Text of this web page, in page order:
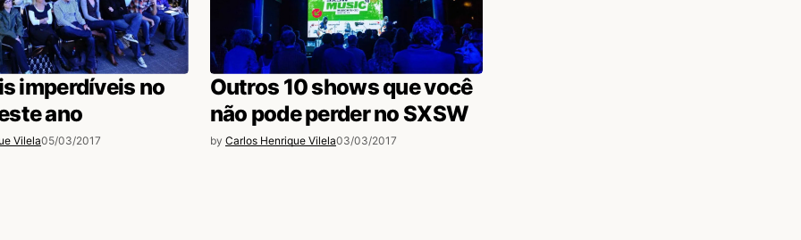
imperdíveis no
ano
Vilela05/03/2017
Outros 10 shows que você
não pode perder no SXSW
by Carlos Henrique Vilela03/03/2017